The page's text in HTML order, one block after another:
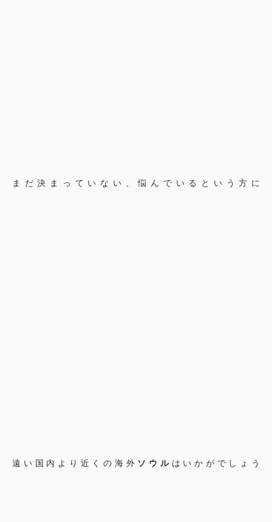
まだ決まっていない、悩んでいるという方に
遠い国内より近くの海外 ソウル はいかがでしょう